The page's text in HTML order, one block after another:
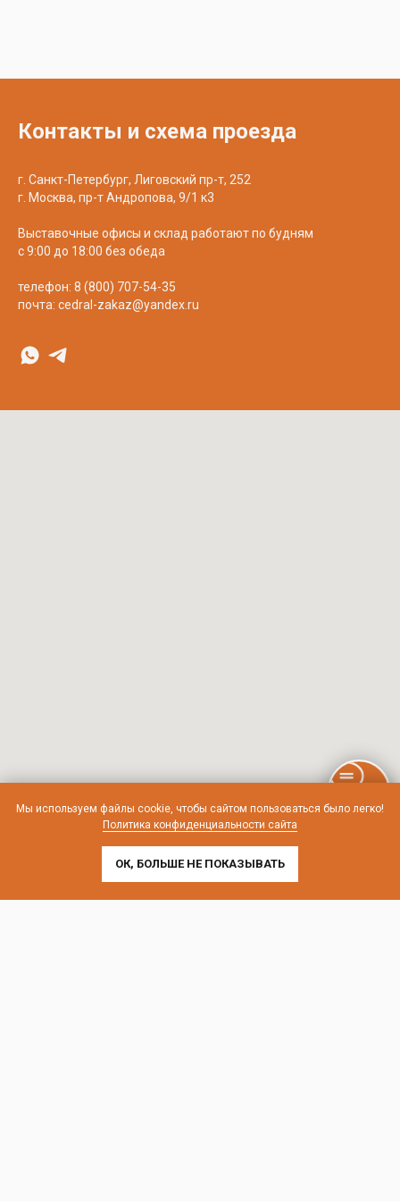
Мы используем файлы cookie, чтобы сайтом пользоваться было легко!
Политика конфиденциальности сайта
ОК, БОЛЬШЕ НЕ ПОКАЗЫВАТЬ
Контакты и схема проезда
г. Санкт-Петербург, Лиговский пр-т, 252
г. Москва, пр-т Андропова, 9/1 к3
Выставочные офисы и склад работают по будням
с 9:00 до 18:00 без обеда
телефон: 8 (800) 707-54-35
почта: cedral-zakaz@yandex.ru